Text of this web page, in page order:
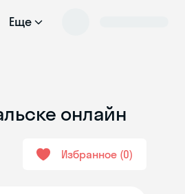
Еще
онлайн
Избранное 0